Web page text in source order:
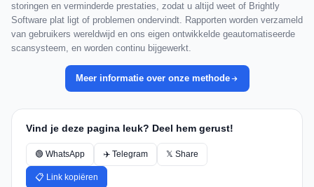
storingen en verminderde prestaties, zodat u altijd weet of Brightly
Software plat ligt of problemen ondervindt. Rapporten worden verzameld
van gebruikers wereldwijd en ons eigen ontwikkelde geautomatiseerde
scansysteem, en worden continu bijgewerkt.
Meer informatie over onze methode
Vind je deze pagina leuk? Deel hem gerust!
🟢 WhatsApp ✈️ Telegram 𝕏 Share
📋 Link kopiëren